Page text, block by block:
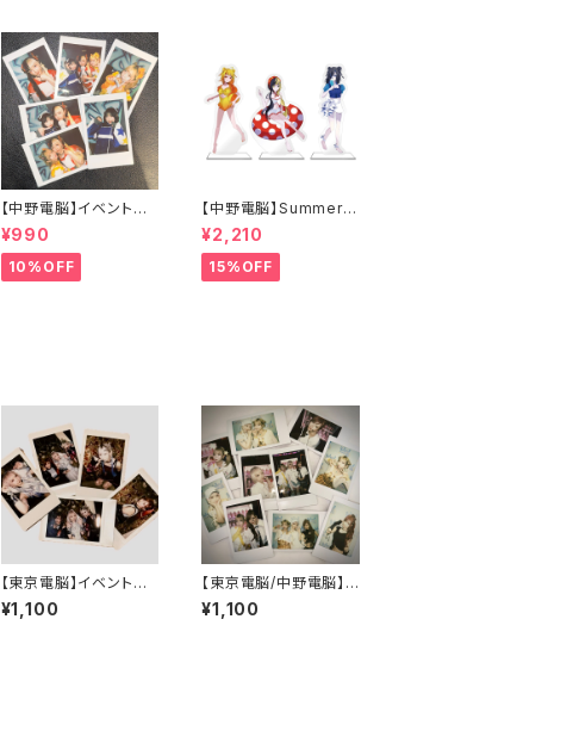
【中野電脳】イベントラ
ンダムチェキ - 5/17
BEST FRIENDS JAM
vol.2 -
¥990
10%OFF
【中野電脳】Summerア
クスタ（Character Ve
r.）
¥2,210
15%OFF
【東京電脳】イベントラ
ンダムチェキ - 7/26
TRINITY LIVE@東京
¥1,100
【東京電脳/中野電脳】イ
ベントランダムチェキ
- 8/1,2 Lives In Lon
¥1,100